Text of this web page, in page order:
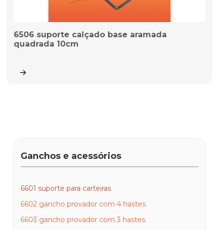
6506 suporte calçado base aramada
quadrada 10cm
Ganchos e acessórios
6601 suporte para carteiras
6602 gancho provador com 4 hastes
6603 gancho provador com 3 hastes